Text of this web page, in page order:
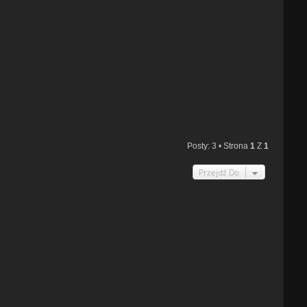
Posty: 3 • Strona1 Z1
Przejdź Do